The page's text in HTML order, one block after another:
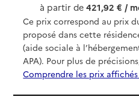
à partir de421,92 € /
Ce prix correspond au prix
proposé dans cette
(aide sociale à
APA). Pour plus de
Comprendre les prix